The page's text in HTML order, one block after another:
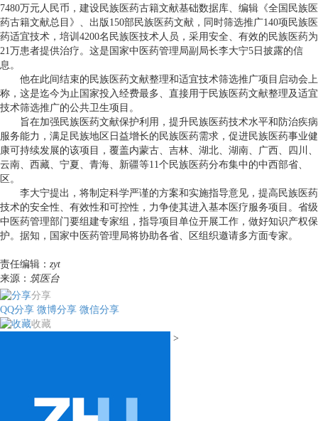
7480万元人民币，建设民族医药古籍文献基础数据库、编辑《全国民族医
药古籍文献总目》、出版150部民族医药文献，同时筛选推广140项民族医
药适宜技术，培训4200名民族医技术人员，采用安全、有效的民族医药为
21万患者提供治疗。这是国家中医药管理局副局长李大宁5日披露的信
息。
他在此间结束的民族医药文献整理和适宜技术筛选推广项目启动会上
称，这是迄今为止国家投入经费最多、直接用于民族医药文献整理及适宜
技术筛选推广的公共卫生项目。
旨在加强民族医药文献保护利用，提升民族医药技术水平和防治疾病
服务能力，满足民族地区日益增长的民族医药需求，促进民族医药事业健
康可持续发展的该项目，覆盖内蒙古、吉林、湖北、湖南、广西、四川、
云南、西藏、宁夏、青海、新疆等11个民族医药分布集中的中西部省、
区。
李大宁提出，将制定科学严谨的方案和实施指导意见，提高民族医药
技术的安全性、有效性和可控性，力争使其进入基本医疗服务项目。省级
中医药管理部门要组建专家组，指导项目单位开展工作，做好知识产权保
护。据知，国家中医药管理局将协助各省、区组织邀请多方面专家。
责任编辑： zyt
来源： 筑医台
分享
QQ分享 微博分享 微信分享
收藏
>